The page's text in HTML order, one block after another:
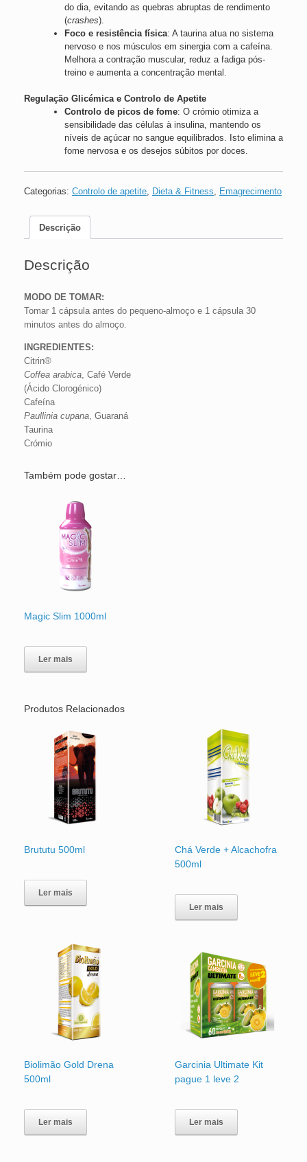
do dia, evitando as quebras abruptas de rendimento
(crashes).
Foco e resistência física: A taurina atua no sistema
nervoso e nos músculos em sinergia com a cafeína.
Melhora a contração muscular, reduz a fadiga pós-
treino e aumenta a concentração mental.
Regulação Glicémica e Controlo de Apetite
Controlo de picos de fome: O crómio otimiza a
sensibilidade das células à insulina, mantendo os
níveis de açúcar no sangue equilibrados. Isto elimina a
fome nervosa e os desejos súbitos por doces.
Categorias: Controlo de apetite, Dieta & Fitness, Emagrecimento
Descrição
Descrição
MODO DE TOMAR:
Tomar 1 cápsula antes do pequeno-almoço e 1 cápsula 30
minutos antes do almoço.
INGREDIENTES:
Citrin®
Coffea arabica , Café Verde
(Ácido Clorogénico)
Cafeína
Paullinia cupana , Guaraná
Taurina
Crómio
Também pode gostar…
Magic Slim 1000ml
Ler mais
Produtos Relacionados
Brututu 500ml
Ler mais
Chá Verde + Alcachofra
500ml
Ler mais
Biolimão Gold Drena
500ml
Ler mais
Garcinia Ultimate Kit
pague 1 leve 2
Ler mais